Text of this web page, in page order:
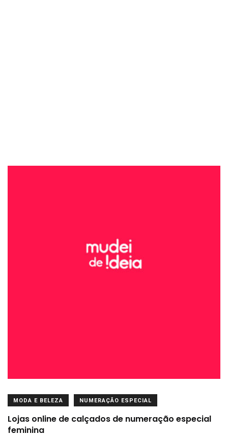
MODA E BELEZA NUMERAÇÃO ESPECIAL
Lojas online de calçados de numeração especial
feminina